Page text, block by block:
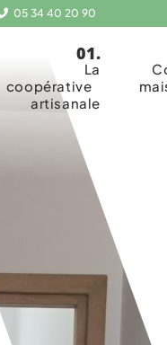
05 34 40 20 90
La
coopérative
artisanale